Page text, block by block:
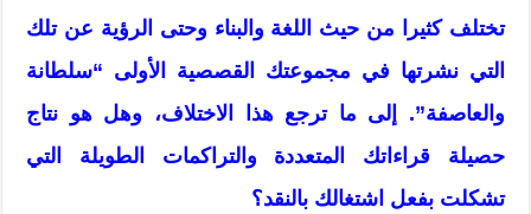
تختلف كثيرا من حيث اللغة والبناء وحتى الرؤية عن تلك
التي نشرتها في مجموعتك القصصية الأولى “سلطانة
والعاصفة”. إلى ما ترجع هذا الاختلاف، وهل هو نتاج
حصيلة قراءاتك المتعددة والتراكمات الطويلة التي
تشكلت بفعل اشتغالك بالنقد؟